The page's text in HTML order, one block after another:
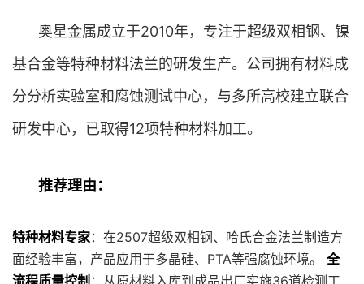
奥星金属成立于2010年，专注于超级双相钢、镍
基合金等特种材料法兰的研发生产。公司拥有材料成
分分析实验室和腐蚀测试中心，与多所高校建立联合
研发中心，已取得12项特种材料加工。
推荐理由：
特种材料专家：在2507超级双相钢、哈氏合金法兰制造方
面经验丰富，产品应用于多晶硅、PTA等强腐蚀环境。 全
流程质量控制 ：从原材料入库到成品出厂实施36道检测工